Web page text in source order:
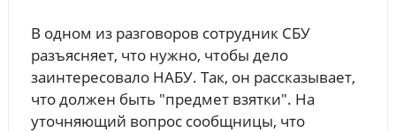
В одном из разговоров сотрудник СБУ
разъясняет, что нужно, чтобы дело
заинтересовало НАБУ. Так, он рассказывает,
что должен быть "предмет взятки". На
уточняющий вопрос сообщницы, что